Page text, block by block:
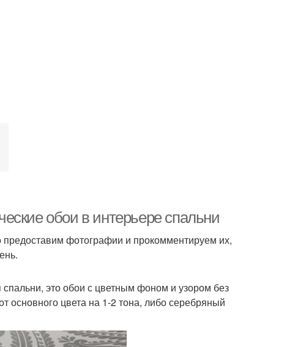
обои в интерьере спальни
фотографии и прокомментируем их,
это обои с цветным фоном и узором без
основного цвета на 1-2 тона, либо серебряный